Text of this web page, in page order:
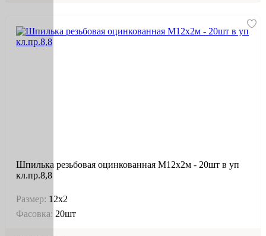
Шпилька резьбовая оцинкованная М12х2м - 20шт в уп
кл.пр.8,8
Размер: 12х2
Фасовка: 20шт